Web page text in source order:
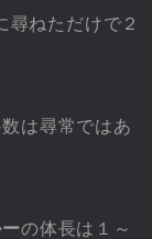
尋ねただけで２
は尋常ではあ
の体長は１～